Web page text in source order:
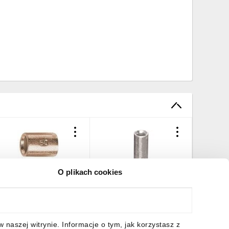
O plikach cookies
naszej witrynie. Informacje o tym, jak korzystasz z
zł brutto 87,88 złbrutto